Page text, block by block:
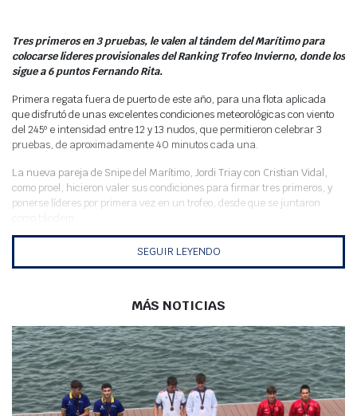
Tres primeros en 3 pruebas, le valen al tándem del Marítimo para
colocarse lideres provisionales del Ranking Trofeo Invierno, donde los
sigue a 6 puntos Fernando Rita.
Primera regata fuera de puerto de este año, para una flota aplicada
que disfrutó de unas excelentes condiciones meteorológicas con viento
del 245º e intensidad entre 12 y 13 nudos, que permitieron celebrar 3
pruebas, de aproximadamente 40 minutos cada una.
La nueva pareja de Snipe del Marítimo, Jordi Triay con Cristian Vidal,
como proel, hicieron valer sus condiciones para firmar tres primeros, y
ponerse líderes por primera vez en un trofeo, desde que se juntaron
Fernando Rita, patroneó su barco para marcarse un 4º, 2º y 3º y sumar
regatas, el 1 y el 22 de marzo.
SEGUIR LEYENDO
MÁS NOTICIAS